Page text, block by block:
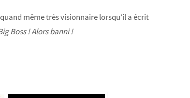
même très visionnaire lorsqu’il a écrit
Boss ! Alors banni !